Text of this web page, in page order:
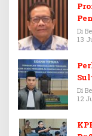
Di
13
Di
12